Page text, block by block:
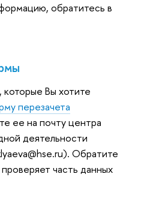
обратитесь в
Вы хотите
перезачета
ее на почту центра
деятельности
Обратите
часть данных